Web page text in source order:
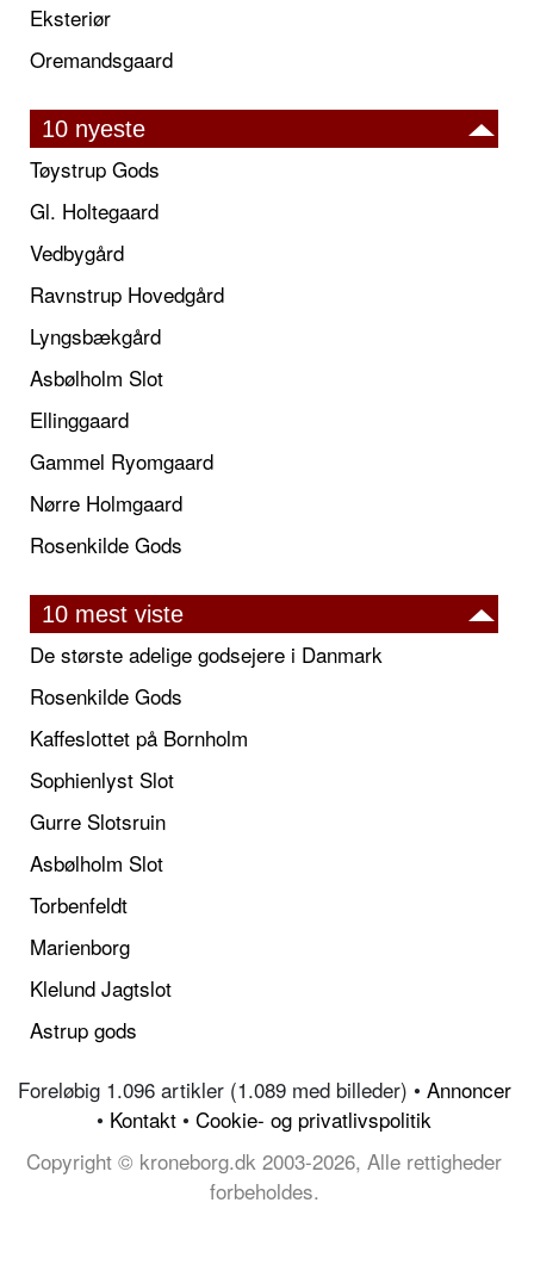
Eksteriør
Oremandsgaard
10 nyeste
Tøystrup Gods
Gl. Holtegaard
Vedbygård
Ravnstrup Hovedgård
Lyngsbækgård
Asbølholm Slot
Ellinggaard
Gammel Ryomgaard
Nørre Holmgaard
Rosenkilde Gods
10 mest viste
De største adelige godsejere i Danmark
Rosenkilde Gods
Kaffeslottet på Bornholm
Sophienlyst Slot
Gurre Slotsruin
Asbølholm Slot
Torbenfeldt
Marienborg
Klelund Jagtslot
Astrup gods
Foreløbig 1.096 artikler (1.089 med billeder) • Annoncer
• Kontakt • Cookie- og privatlivspolitik
Copyright © kroneborg.dk 2003-2026, Alle rettigheder
forbeholdes.